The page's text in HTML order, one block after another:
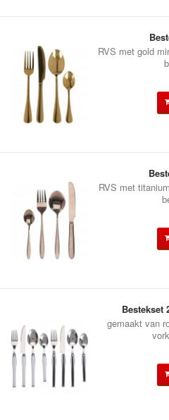
RVS met gold
RVS met
Bestekset
gemaakt van